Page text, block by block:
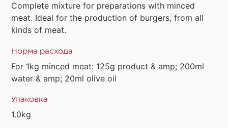
Complete mixture for preparations with minced
meat. Ideal for the production of burgers, from all
kinds of meat.
Норма расхода
For 1kg minced meat: 125g product & amp; 200ml
water & amp; 20ml olive oil
Упаковка
1.0kg